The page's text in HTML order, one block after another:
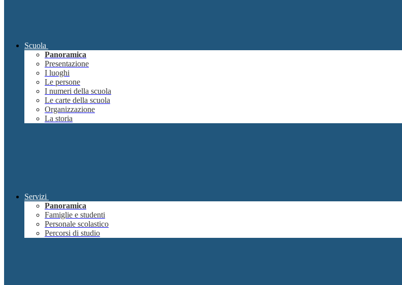
Scuola
Panoramica
Presentazione
I luoghi
Le persone
I numeri della scuola
Le carte della scuola
Organizzazione
La storia
Servizi
Panoramica
Famiglie e studenti
Personale scolastico
Percorsi di studio